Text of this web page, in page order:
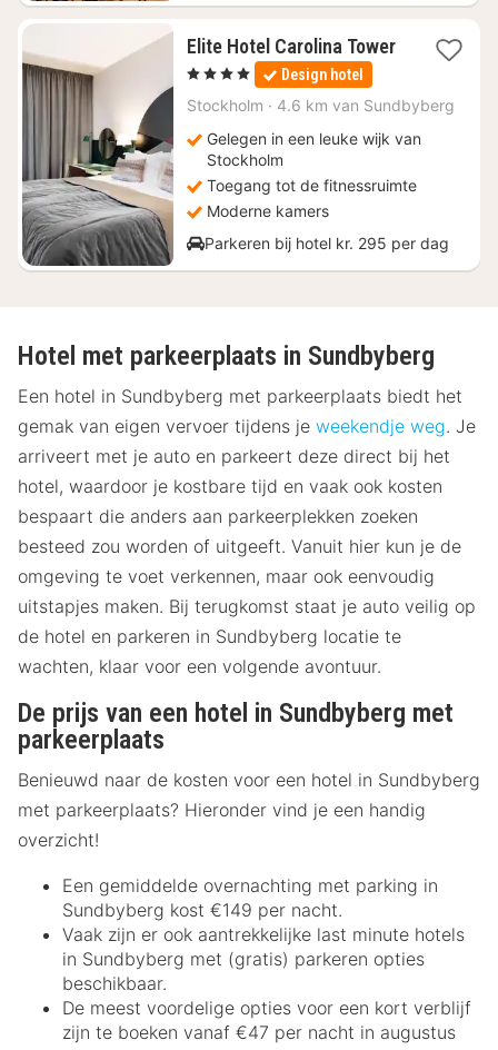
Elite Hotel Carolina Tower
1
nacht
vanaf
117,63
, 4 Sterren Design hotel
Stockholm · 4.6 km van Sundbyberg
Gelegen in een leuke wijk van
Stockholm
Toegang tot de fitnessruimte
Moderne kamers
Parkeren bij hotel kr. 295 per dag
Hotel met parkeerplaats in Sundbyberg
Een hotel in Sundbyberg met parkeerplaats biedt het
gemak van eigen vervoer tijdens je weekendje weg. Je
arriveert met je auto en parkeert deze direct bij het
hotel, waardoor je kostbare tijd en vaak ook kosten
bespaart die anders aan parkeerplekken zoeken
besteed zou worden of uitgeeft. Vanuit hier kun je de
omgeving te voet verkennen, maar ook eenvoudig
uitstapjes maken. Bij terugkomst staat je auto veilig op
de hotel en parkeren in Sundbyberg locatie te
wachten, klaar voor een volgende avontuur.
De prijs van een hotel in Sundbyberg met
parkeerplaats
Benieuwd naar de kosten voor een hotel in Sundbyberg
met parkeerplaats? Hieronder vind je een handig
overzicht!
Een gemiddelde overnachting met parking in
Sundbyberg kost €149 per nacht.
Vaak zijn er ook aantrekkelijke last minute hotels
in Sundbyberg met (gratis) parkeren opties
beschikbaar.
De meest voordelige opties voor een kort verblijf
zijn te boeken vanaf €47 per nacht in augustus